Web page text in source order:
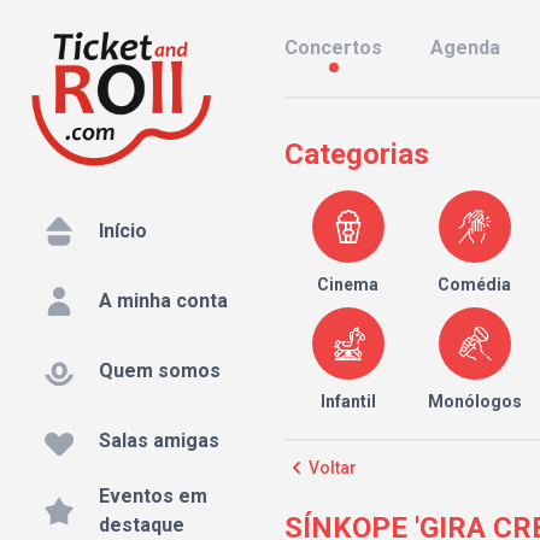
Início
A minha conta
Quem somos
Salas amigas
Eventos em
destaque
Concertos Agenda
Categorias
Cinema Comédia
Infantil Monólogos
Voltar
SÍNKOPE 'GIRA